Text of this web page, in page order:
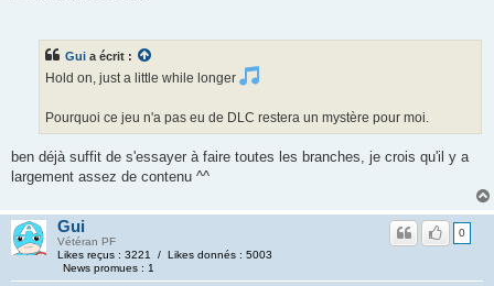
Gui a écrit :
Hold on, just a little while longer
Pourquoi ce jeu n'a pas eu de DLC restera un mystère pour moi.
ben déjà suffit de s'essayer à faire toutes les branches, je crois qu'il y a
largement assez de contenu ^^
Gui
Vétéran PF
Likes reçus : 3221 / Likes donnés : 5003
News promues : 1
0